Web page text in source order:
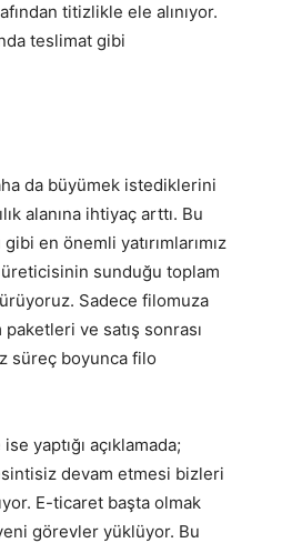
titizlikle ele alınıyor.
teslimat gibi
da büyümek istediklerini
alanına ihtiyaç arttı. Bu
en önemli yatırımlarımız
sunduğu toplam
Sadece filomuza
ve satış sonrası
süreç boyunca filo
yaptığı açıklamada;
devam etmesi bizleri
E-ticaret başta olmak
görevler yüklüyor. Bu